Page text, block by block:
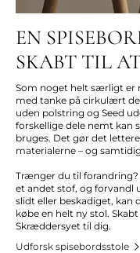
EN
SKABT TIL
Som noget helt særligt er
med tanke på cirkulært
uden polstring og Seed
forskellige dele nemt kan
bruges. Det gør det
materialerne – og
Trænger du til
et andet stof, og forvandl
slidt eller beskadiget, kan
købe en helt ny stol.
Skræddersyet til dig.
Udforsk spisebordsstole